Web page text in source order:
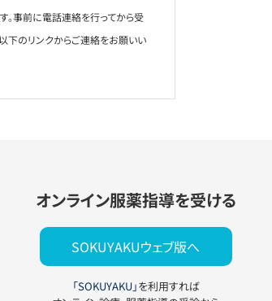
。事前に電話連絡を行ってから受
下のリンクからご連絡をお願いい
オンライン服薬指導を受ける
SOKUYAKUウェブ版へ
「SOKUYAKU」を利用すれば